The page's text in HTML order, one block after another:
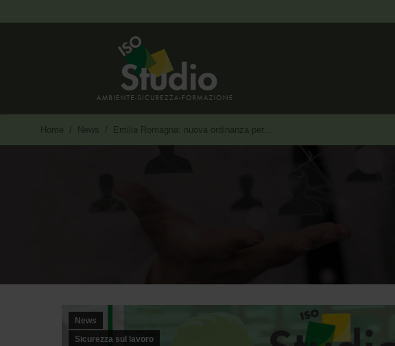
Tu sei qui:
Home News Emilia Romagna: nuova ordinanza per…
News
Sicurezza sul lavoro